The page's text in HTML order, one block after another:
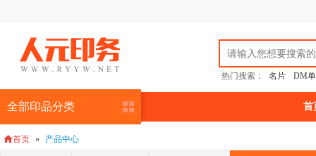
热门搜索： 名片 DM单
全部印品分类 首
首页 » 产品中心